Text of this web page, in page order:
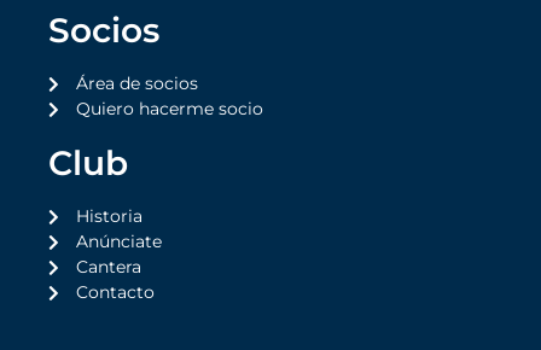
Socios
Área de socios
Quiero hacerme socio
Club
Historia
Anúnciate
Cantera
Contacto